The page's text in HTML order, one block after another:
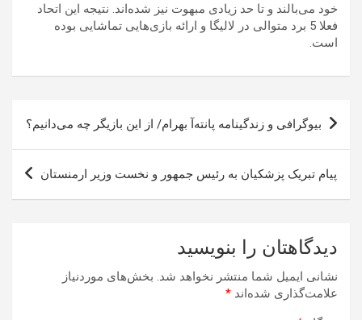
خود می‌بالند و تا حد زیادی مبهوت نیز شده‌اند. نتیجه این اتحاد
فعلا 5 برد متوالی در لالیگا و ارائه بازی‌هایی تماشایی بوده
است.
راهبری
نوشته
بیوگرافی و زندگینامه پانته‌آ بهرام/ از این بازیگر چه می‌دانیم؟
پیام تبریک پزشکیان به رئیس جمهور و نخست وزیر ارمنستان
دیدگاهتان را بنویسید
نشانی ایمیل شما منتشر نخواهد شد. بخش‌های موردنیاز
علامت‌گذاری شده‌اند *